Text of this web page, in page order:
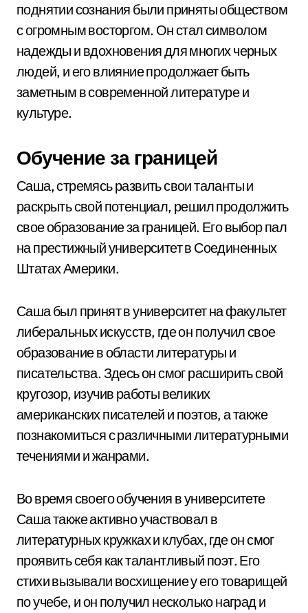
поднятии сознания были приняты обществом
с огромным восторгом. Он стал символом
надежды и вдохновения для многих черных
людей, и его влияние продолжает быть
заметным в современной литературе и
культуре.
Обучение за границей
Саша, стремясь развить свои таланты и
раскрыть свой потенциал, решил продолжить
свое образование за границей. Его выбор пал
на престижный университет в Соединенных
Штатах Америки.
Саша был принят в университет на факультет
либеральных искусств, где он получил свое
образование в области литературы и
писательства. Здесь он смог расширить свой
кругозор, изучив работы великих
американских писателей и поэтов, а также
познакомиться с различными литературными
течениями и жанрами.
Во время своего обучения в университете
Саша также активно участвовал в
литературных кружках и клубах, где он смог
проявить себя как талантливый поэт. Его
стихи вызывали восхищение у его товарищей
по учебе, и он получил несколько наград и